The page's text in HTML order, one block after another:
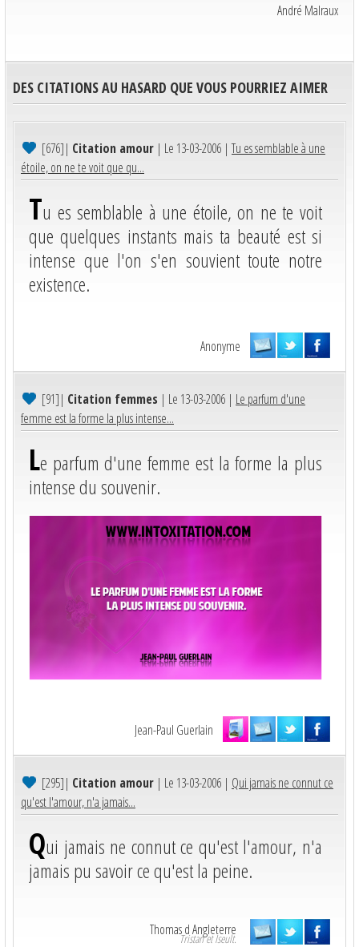
André Malraux
DES CITATIONS AU HASARD QUE VOUS POURRIEZ AIMER
[676]| Citation amour | Le 13-03-2006 |Tu es semblable à une
étoile, on ne te voit que qu...
Tu es semblable à une étoile, on ne te voit
que quelques instants mais ta beauté est si
intense que l'on s'en souvient toute notre
existence.
Anonyme
[91]| Citation femmes | Le 13-03-2006 | Le parfum d'une
femme est la forme la plus intense...
Le parfum d'une femme est la forme la plus
intense du souvenir.
Jean-Paul Guerlain
[295]| Citation amour | Le 13-03-2006 | Qui jamais ne connut ce
qu'est l'amour, n'a jamais...
Qui jamais ne connut ce qu'est l'amour, n'a
jamais pu savoir ce qu'est la peine.
Thomas d Angleterre
Tristan et Iseult.